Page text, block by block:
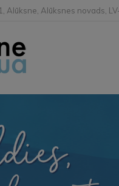
Alūksne, Alūksnes novads,